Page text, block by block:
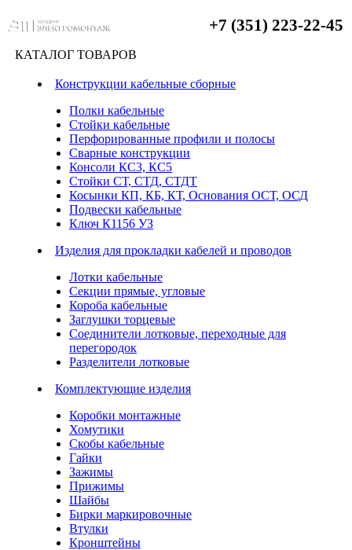
+7 (351) 223-22-45
КАТАЛОГ ТОВАРОВ
Конструкции кабельные сборные
Полки кабельные
Стойки кабельные
Перфорированные профили и полосы
Сварные конструкции
Консоли КС3, КС5
Стойки СТ, СТД, СТДТ
Косынки КП, КБ, КТ, Основания ОСТ, ОСД
Подвески кабельные
Ключ К1156 УЗ
Изделия для прокладки кабелей и проводов
Лотки кабельные
Секции прямые, угловые
Короба кабельные
Заглушки торцевые
Соединители лотковые, переходные для
перегородок
Разделители лотковые
Комплектующие изделия
Коробки монтажные
Хомутики
Скобы кабельные
Гайки
Зажимы
Прижимы
Шайбы
Бирки маркировочные
Втулки
Кронштейны